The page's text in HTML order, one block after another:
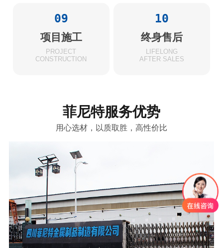
09
项目施工
PROJECT
CONSTRUCTION
10
终身售后
LIFELONG
AFTER SALES
菲尼特服务优势
用心选材，以质取胜，高性价比